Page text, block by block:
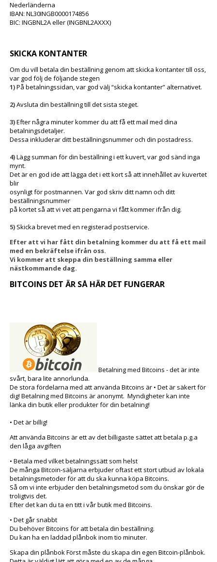
Nederländerna
IBAN: NL30INGB0000174856
BIC: INGBNL2A eller (INGBNL2AXXX)
SKICKA KONTANTER
Om du vill betala din beställning genom att skicka kontanter till oss,
var god följ de följande stegen
1)På betalningssidan, var god välj “skicka kontanter” alternativet.
2)Avsluta din beställning till det sista steget.
3)Efter några minuter kommer du att få ett mail med dina
betalningsdetaljer.
Dessa inkluderar ditt beställningsnummer och din postadress.
4)Lägg summan för din beställning i ett kuvert, var god sänd inga
mynt.
Det är en god ide att lägga det i ett kort så att innehållet av kuvertet
blir
osynligt för postmannen. Var god skriv ditt namn och ditt
beställningsnummer
på kortet så att vi vet att pengarna vi fått kommer ifrån dig.
5) Skicka brevet med en registerad postservice.
Efter att vi har fått din betalning kommer du att få ett mail
med en bekräftelse ifrån oss.
Vi kommer att skeppa din beställning samma eller
nästkommande dag.
BITCOINS DET ÄR SÅ HÄR DET FUNGERAR
Betalning med Bitcoins - det är inte
svårt, bara lite annorlunda.
De stora fördelarna med att använda Bitcoins är • Det är säkert för
dig! Betalning med Bitcoins är anonymt. Myndigheter kan inte
länka din butik eller produkter för din betalning!
• Det är billig!
Att använda Bitcoins är ett av det billigaste sättet att betala p.g.a
den låga avgiften
• Betala med vilket betalningssätt som helst
De många Bitcoin-säljarna erbjuder oftast ett stort utbud av lokala
betalningsmetoder för att du ska kunna köpa Bitcoins.
Så om vi inte erbjuder den betalningsmetod som du önskar gör de
troligtvis det.
Efter det kan du ta en titt i vår butik med Bitcoins.
• Det går snabbt
Du behöver Bitcoins för att betala din beställning.
Du kan ha en laddad plånbok inom tio minuter.
Skapa din plånbok Först måste du skapa din egen Bitcoin-plånbok.